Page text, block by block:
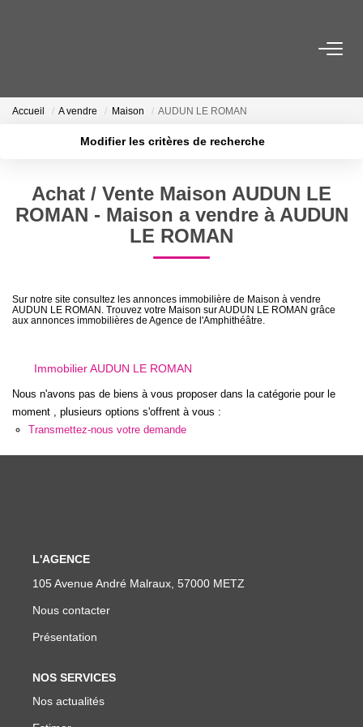
FAIRE GÉRER
Qui Sommes-Nous
Nous Rejoindre
Nos Actualités
Accueil A vendre Maison AUDUN LE ROMAN
Modifier les critères de recherche
Type de bien
Budget max Plus de critères
Achat / Vente Maison AUDUN LE
ROMAN - Maison a vendre à AUDUN
LE ROMAN
Sur notre site consultez les annonces immobilière de Maison à vendre
AUDUN LE ROMAN. Trouvez votre Maison sur AUDUN LE ROMAN grâce
aux annonces immobilières de Agence de l'Amphithéâtre.
Immobilier AUDUN LE ROMAN
Nous n'avons pas de biens à vous proposer dans la catégorie pour le
moment , plusieurs options s'offrent à vous :
Transmettez-nous votre demande
L'AGENCE
105 Avenue André Malraux, 57000 METZ
Nous contacter
Présentation
NOS SERVICES
Nos actualités